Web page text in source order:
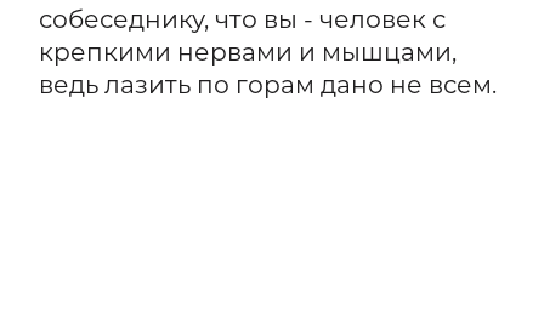
собеседнику, что вы - человек с
крепкими нервами и мышцами,
ведь лазить по горам дано не всем.